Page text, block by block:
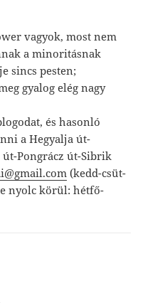
vagyok, most nem
a minoritásnak
sincs pesten;
gyalog elég nagy
és hasonló
a Hegyalja út-
út-Pongrácz út-Sibrik
(kedd-csüt-
nyolc körül: hétfő-